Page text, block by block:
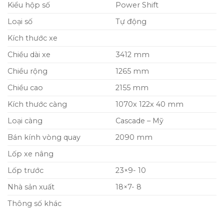
Kiểu hộp số
Power Shift
Loại số
Tự động
Kích thước xe
Chiều dài xe
3412 mm
Chiều rộng
1265 mm
Chiều cao
2155 mm
Kích thước càng
1070x 122x 40 mm
Loại càng
Cascade – Mỹ
Bán kính vòng quay
2090 mm
Lốp xe nâng
Lốp trước
23×9- 10
Nhà sản xuất
18×7- 8
Thông số khác